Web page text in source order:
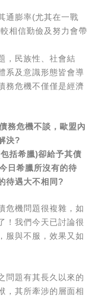
通膨率(尤其在一戰
相信勤儉及努力會帶
民族性、社會結
系及意識形態皆會導
務危機不僅僅是經濟
務危機不談，歐盟內
決?
括希臘)卻給予其債
日希臘所沒有的待
待遇大不相同?
危機問題很複雜，如
！我們今天已討論很
服與不服，效果又如
問題有其長久以來的
，其所牽涉的層面相